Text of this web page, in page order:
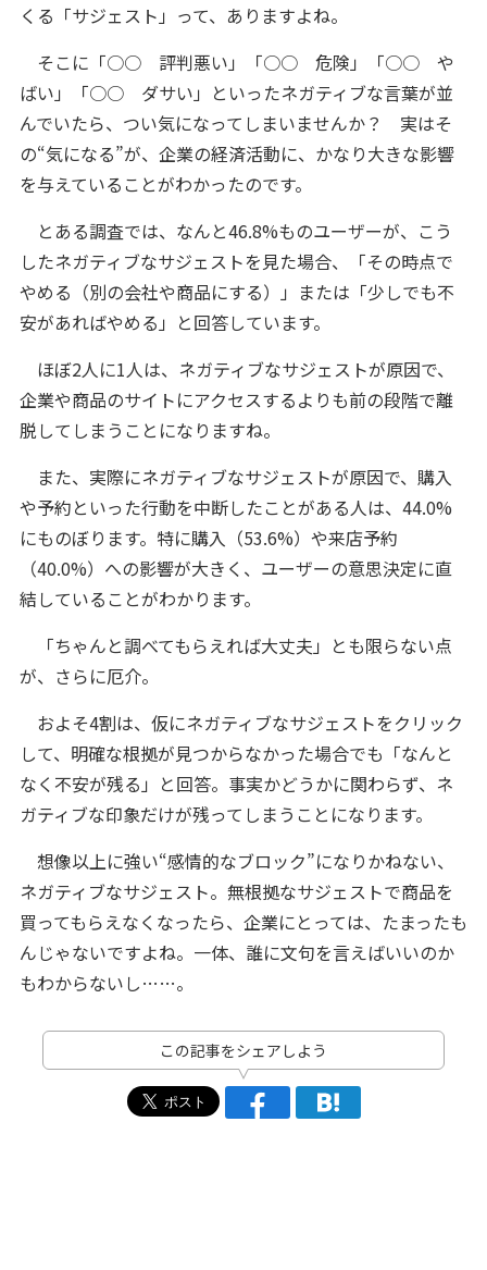
くる「サジェスト」って、ありますよね。
そこに「○○ 評判悪い」「○○ 危険」「○○ や
ばい」「○○ ダサい」といったネガティブな言葉が並
んでいたら、つい気になってしまいませんか？ 実はそ
の“気になる”が、企業の経済活動に、かなり大きな影響
を与えていることがわかったのです。
とある調査では、なんと46.8%ものユーザーが、こう
したネガティブなサジェストを見た場合、「その時点で
やめる（別の会社や商品にする）」または「少しでも不
安があればやめる」と回答しています。
ほぼ2人に1人は、ネガティブなサジェストが原因で、
企業や商品のサイトにアクセスするよりも前の段階で離
脱してしまうことになりますね。
また、実際にネガティブなサジェストが原因で、購入
や予約といった行動を中断したことがある人は、44.0%
にものぼります。特に購入（53.6%）や来店予約
（40.0%）への影響が大きく、ユーザーの意思決定に直
結していることがわかります。
「ちゃんと調べてもらえれば大丈夫」とも限らない点
が、さらに厄介。
およそ4割は、仮にネガティブなサジェストをクリック
して、明確な根拠が見つからなかった場合でも「なんと
なく不安が残る」と回答。事実かどうかに関わらず、ネ
ガティブな印象だけが残ってしまうことになります。
想像以上に強い“感情的なブロック”になりかねない、
ネガティブなサジェスト。無根拠なサジェストで商品を
買ってもらえなくなったら、企業にとっては、たまったも
んじゃないですよね。一体、誰に文句を言えばいいのか
もわからないし……。
この記事をシェアしよう